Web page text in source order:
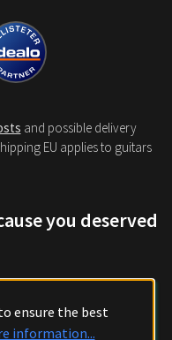
and possible delivery
EU applies to guitars
you deserved
ensure the best
information...